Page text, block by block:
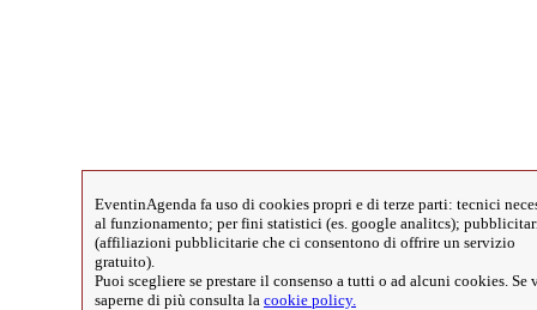
EventinAgenda fa uso di cookies propri e di terze parti: tecnici
al funzionamento; per fini statistici (es. google analitcs);
(affiliazioni pubblicitarie che ci consentono di offrire un servizio
gratuito).
Puoi scegliere se prestare il consenso a tutti o ad alcuni cookies. Se
saperne di più consulta la cookie policy.